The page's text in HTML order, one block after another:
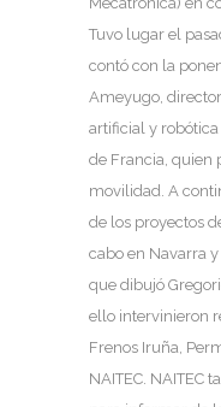
Tuvo lugar el
contó con la
Ameyugo,
artificial y
de Francia, quien
movilidad. A
de los proyectos
cabo en Navarra
que dibujó
ello intervinieron
Frenos Iruña,
NAITEC. NAITEC